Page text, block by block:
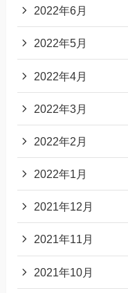
2022年6月
2022年5月
2022年4月
2022年3月
2022年2月
2022年1月
2021年12月
2021年11月
2021年10月